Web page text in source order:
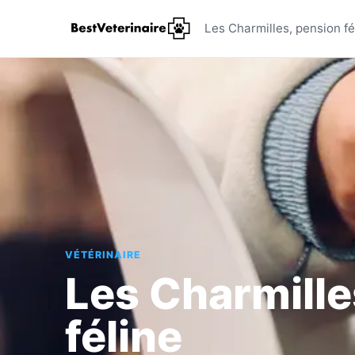
Les
Les Charmilles, pension
VÉTÉRINAIRE
Les
féline